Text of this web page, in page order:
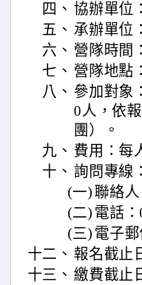
四、 協辦單位
五、 承辦單位
六、 營隊時間
七、 營隊地點
八、 參加對象
0人，依
團）。
九、 費用：每
十、 詢問專線
(一) 聯絡人
(二) 電話
(三) 電子
十二、 報名截止
十三、 繳費截止